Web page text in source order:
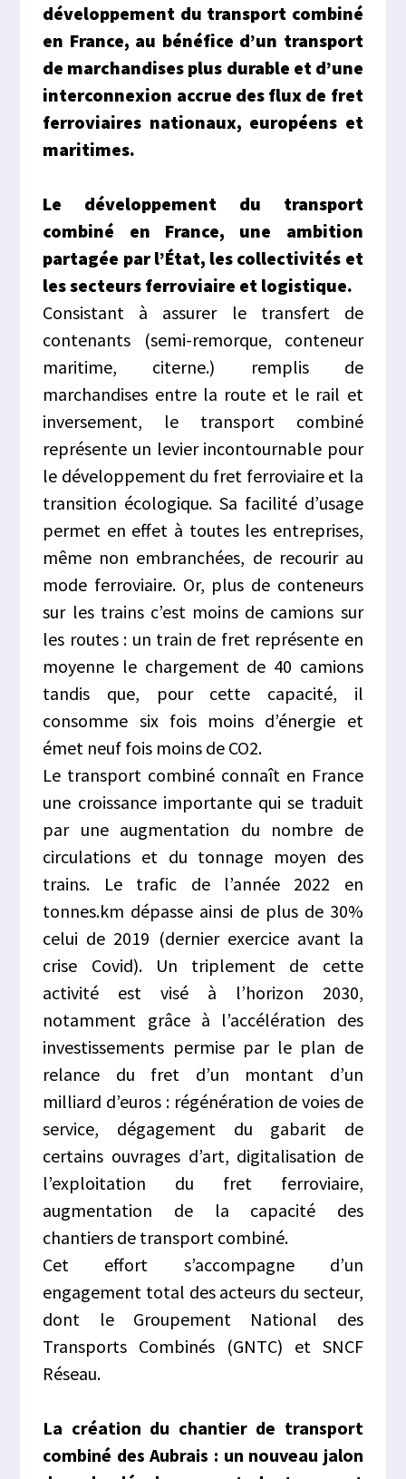
développement du transport combiné
en France, au bénéfice d’un transport
de marchandises plus durable et d’une
interconnexion accrue des flux de fret
ferroviaires nationaux, européens et
maritimes.
Le développement du transport
combiné en France, une ambition
partagée par l’État, les collectivités et
les secteurs ferroviaire et logistique.
Consistant à assurer le transfert de
contenants (semi-remorque, conteneur
maritime, citerne.) remplis de
marchandises entre la route et le rail et
inversement, le transport combiné
représente un levier incontournable pour
le développement du fret ferroviaire et la
transition écologique. Sa facilité d’usage
permet en effet à toutes les entreprises,
même non embranchées, de recourir au
mode ferroviaire. Or, plus de conteneurs
sur les trains c’est moins de camions sur
les routes : un train de fret représente en
moyenne le chargement de 40 camions
tandis que, pour cette capacité, il
consomme six fois moins d’énergie et
émet neuf fois moins de CO2.
Le transport combiné connaît en France
une croissance importante qui se traduit
par une augmentation du nombre de
circulations et du tonnage moyen des
trains. Le trafic de l’année 2022 en
tonnes.km dépasse ainsi de plus de 30%
celui de 2019 (dernier exercice avant la
crise Covid). Un triplement de cette
activité est visé à l’horizon 2030,
notamment grâce à l’accélération des
investissements permise par le plan de
relance du fret d’un montant d’un
milliard d’euros : régénération de voies de
service, dégagement du gabarit de
certains ouvrages d’art, digitalisation de
l’exploitation du fret ferroviaire,
augmentation de la capacité des
chantiers de transport combiné.
Cet effort s’accompagne d’un
engagement total des acteurs du secteur,
dont le Groupement National des
Transports Combinés (GNTC) et SNCF
Réseau.
La création du chantier de transport
combiné des Aubrais : un nouveau jalon